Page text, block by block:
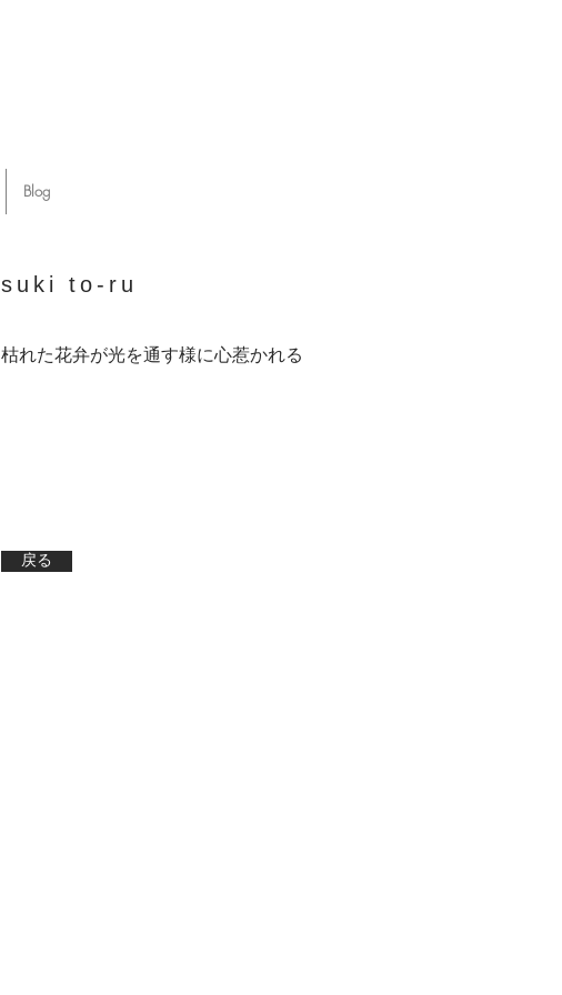
suki to-ru
枯れた花弁が光を通す様に心惹かれる
戻る
Blog